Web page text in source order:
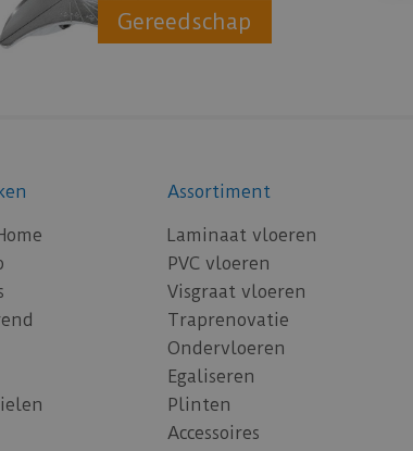
Gereedschap
Assortiment
Laminaat vloeren
PVC vloeren
Visgraat vloeren
Traprenovatie
Ondervloeren
Egaliseren
Plinten
Accessoires